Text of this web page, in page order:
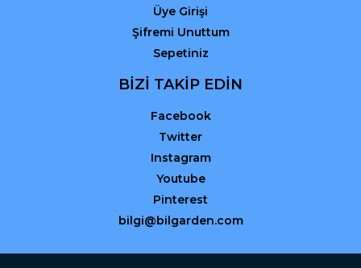
Üye Girişi
Şifremi Unuttum
Sepetiniz
BİZİ TAKİP EDİN
Facebook
Twitter
Instagram
Youtube
Pinterest
bilgi@bilgarden.com